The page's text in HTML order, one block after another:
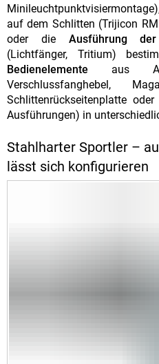
auf dem Schlitten (Trijicon
oder die Ausführung
(Lichtfänger, Tritium)
Bedienelemente aus
Verschlussfanghebel,
Schlittenrückseitenplatte
Ausführungen) in
Stahlharter Sportler –
lässt sich konfigurieren